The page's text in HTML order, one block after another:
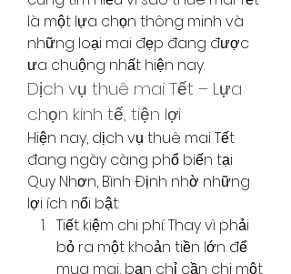
là một lựa chọn thông minh và
những loại mai đẹp đang được
ưa chuộng nhất hiện nay.
Dịch vụ thuê mai Tết – Lựa
chọn kinh tế, tiện lợi
Hiện nay, dịch vụ thuê mai Tết
đang ngày càng phổ biến tại
Quy Nhơn, Bình Định nhờ những
lợi ích nổi bật:
Tiết kiệm chi phí: Thay vì phải
bỏ ra một khoản tiền lớn để
mua mai, bạn chỉ cần chi một